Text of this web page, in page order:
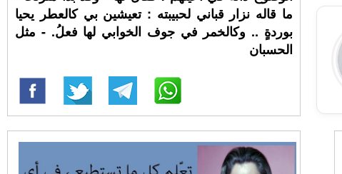
ما قاله نزار قباني لحبيبته : تعيشين بي كالعطر يحيا
بوردةٍ .. وكالخمر في جوف الخوابي لها فعلُ. - مثل
الحسبان